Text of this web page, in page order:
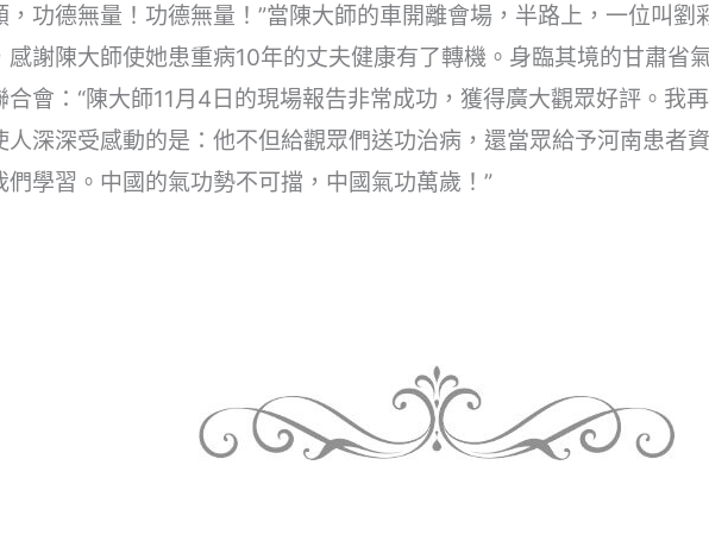
，功德無量！功德無量！”當陳大師的車開離會場，半路上，一位叫劉
感謝陳大師使她患重病10年的丈夫健康有了轉機。身臨其境的甘肅省
合會：“陳大師11月4日的現場報告非常成功，獲得廣大觀眾好評。我
人深深受感動的是：他不但給觀眾們送功治病，還當眾給予河南患者
們學習。中國的氣功勢不可擋，中國氣功萬歲！”